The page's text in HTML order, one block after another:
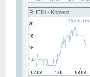
RHEIN - Koblenz